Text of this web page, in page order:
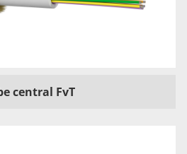
central FvT